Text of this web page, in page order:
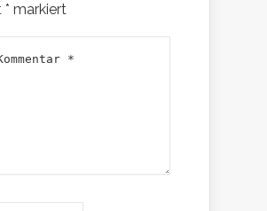
* markiert